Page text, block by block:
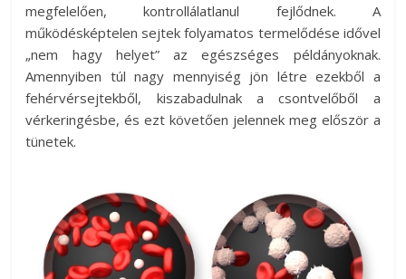
megfelelően, kontrollálatlanul fejlődnek. A
működésképtelen sejtek folyamatos termelődése idővel
„nem hagy helyet” az egészséges példányoknak.
Amennyiben túl nagy mennyiség jön létre ezekből a
fehérvérsejtekből, kiszabadulnak a csontvelőből a
vérkeringésbe, és ezt követően jelennek meg először a
tünetek.